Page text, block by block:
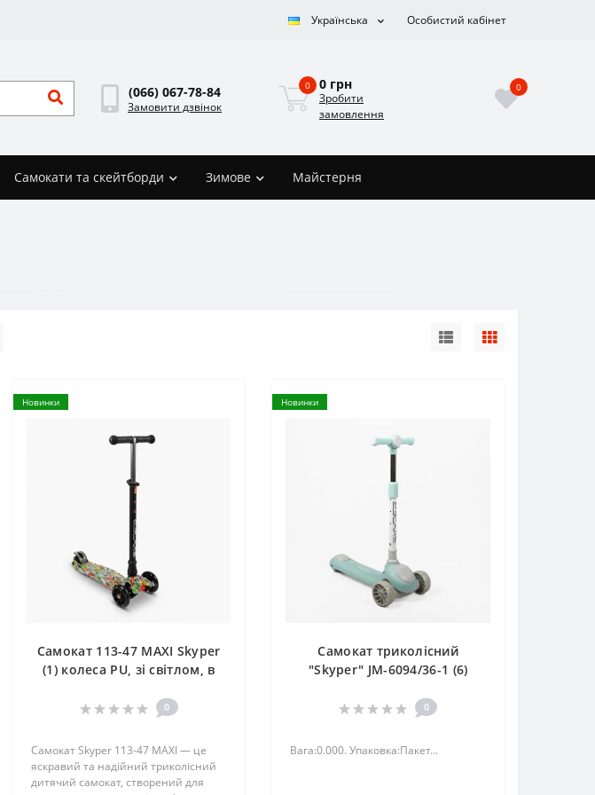
Українська Особистий кабінет
(066) 067-78-84
Замовити дзвінок
0 0 грн
Зробити
замовлення
0
Самокати та скейтборди Зимове Майстерня
Новинки
Самокат 113-47 MAXI Skyper
(1) колеса PU, зі світлом, в
0
Самокат Skyper 113-47 MAXI — це
яскравий та надійний триколісний
дитячий самокат, створений для
Новинки
Самокат триколісний
"Skyper" JM-6094/36-1 (6)
світлом, УКР. ОЗВУЧУВАННЯ,
кермо складне, в пакеті
0
Вага:0.000. Упаковка:Пакет...